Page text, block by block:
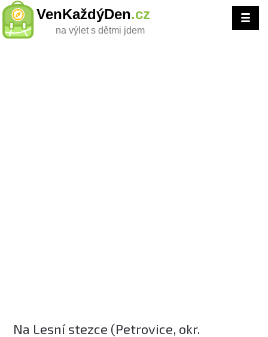
VenKaždýDen.cz
na výlet s dětmi jdem
Na Lesní stezce (Petrovice, okr.